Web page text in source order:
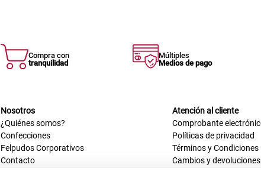
Compra con
tranquilidad
Múltiples
Medios de pago
Nosotros
¿Quiénes somos?
Confecciones
Felpudos Corporativos
Contacto
Atención al cliente
Comprobante
Políticas de privacidad
Términos y Condiciones
Cambios y devoluciones